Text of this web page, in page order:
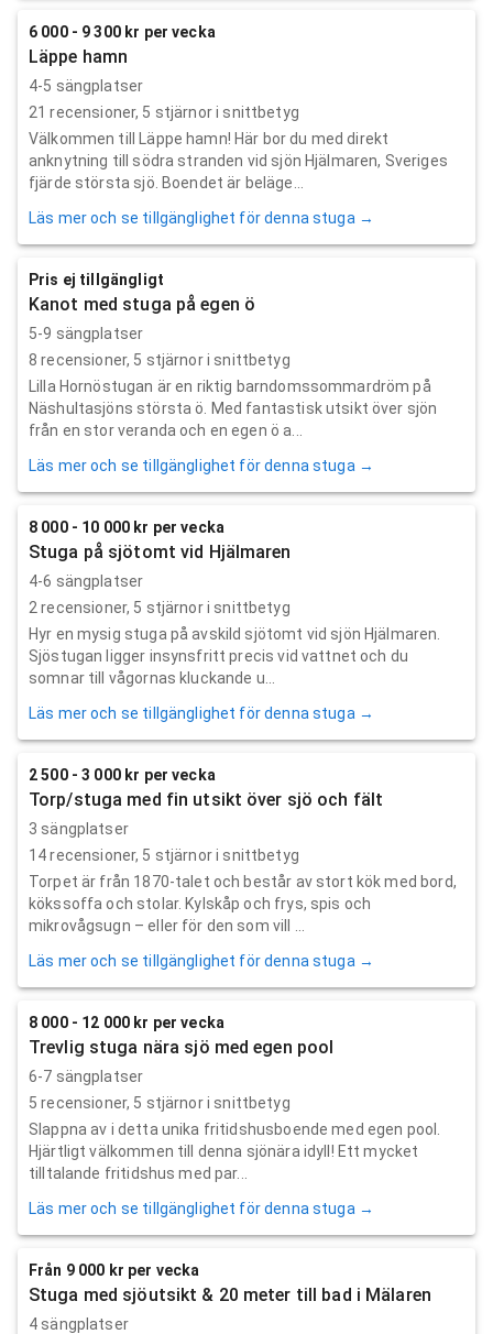
6 000 - 9 300 kr per vecka
Läppe hamn
4-5 sängplatser
21 recensioner, 5 stjärnor i snittbetyg
Välkommen till Läppe hamn! Här bor du med direkt
anknytning till södra stranden vid sjön Hjälmaren, Sveriges
fjärde största sjö. Boendet är beläge...
Läs mer och se tillgänglighet för denna stuga →
Pris ej tillgängligt
Kanot med stuga på egen ö
5-9 sängplatser
8 recensioner, 5 stjärnor i snittbetyg
Lilla Hornöstugan är en riktig barndomssommardröm på
Näshultasjöns största ö. Med fantastisk utsikt över sjön
från en stor veranda och en egen ö a...
Läs mer och se tillgänglighet för denna stuga →
8 000 - 10 000 kr per vecka
Stuga på sjötomt vid Hjälmaren
4-6 sängplatser
2 recensioner, 5 stjärnor i snittbetyg
Hyr en mysig stuga på avskild sjötomt vid sjön Hjälmaren.
Sjöstugan ligger insynsfritt precis vid vattnet och du
somnar till vågornas kluckande u...
Läs mer och se tillgänglighet för denna stuga →
2 500 - 3 000 kr per vecka
Torp/stuga med fin utsikt över sjö och fält
3 sängplatser
14recensioner, 5 stjärnor i snittbetyg
Torpet är från 1870-talet och består av stort kök med bord,
kökssoffa och stolar. Kylskåp och frys, spis och
mikrovågsugn – eller för den som vill ...
Läs mer och se tillgänglighet för denna stuga →
8 000 - 12 000 kr per vecka
Trevlig stuga nära sjö med egen pool
6-7 sängplatser
5 recensioner, 5 stjärnor i snittbetyg
Slappna av i detta unika fritidshusboende med egen pool.
Hjärtligt välkommen till denna sjönära idyll! Ett mycket
tilltalande fritidshus med par...
Läs mer och se tillgänglighet för denna stuga →
Från 9 000 kr per vecka
Stuga med sjöutsikt & 20 meter till bad i Mälaren
4 sängplatser